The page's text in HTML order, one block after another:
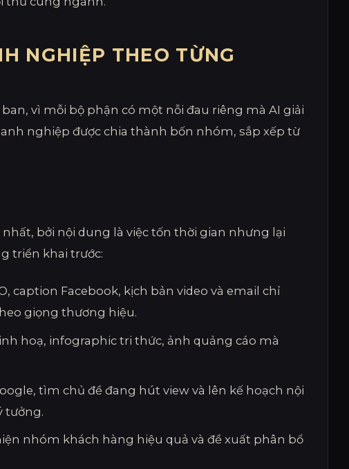
NGHIỆP THEO TỪNG
vì mỗi bộ phận có một nỗi đau riêng mà AI giải
nghiệp được chia thành bốn nhóm, sắp xếp từ
bởi nội dung là việc tốn thời gian nhưng lại
triển khai trước:
caption Facebook, kịch bản video và email chỉ
giọng thương hiệu.
hoạ, infographic tri thức, ảnh quảng cáo mà
tìm chủ đề đang hút view và lên kế hoạch nội
tưởng.
nhóm khách hàng hiệu quả và đề xuất phân bổ